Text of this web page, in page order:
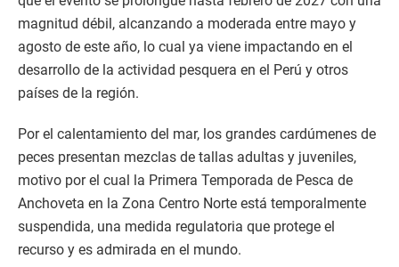
magnitud débil, alcanzando a moderada entre mayo y
agosto de este año, lo cual ya viene impactando en el
desarrollo de la actividad pesquera en el Perú y otros
países de la región.
Por el calentamiento del mar, los grandes cardúmenes de
peces presentan mezclas de tallas adultas y juveniles,
motivo por el cual la Primera Temporada de Pesca de
Anchoveta en la Zona Centro Norte está temporalmente
suspendida, una medida regulatoria que protege el
recurso y es admirada en el mundo.